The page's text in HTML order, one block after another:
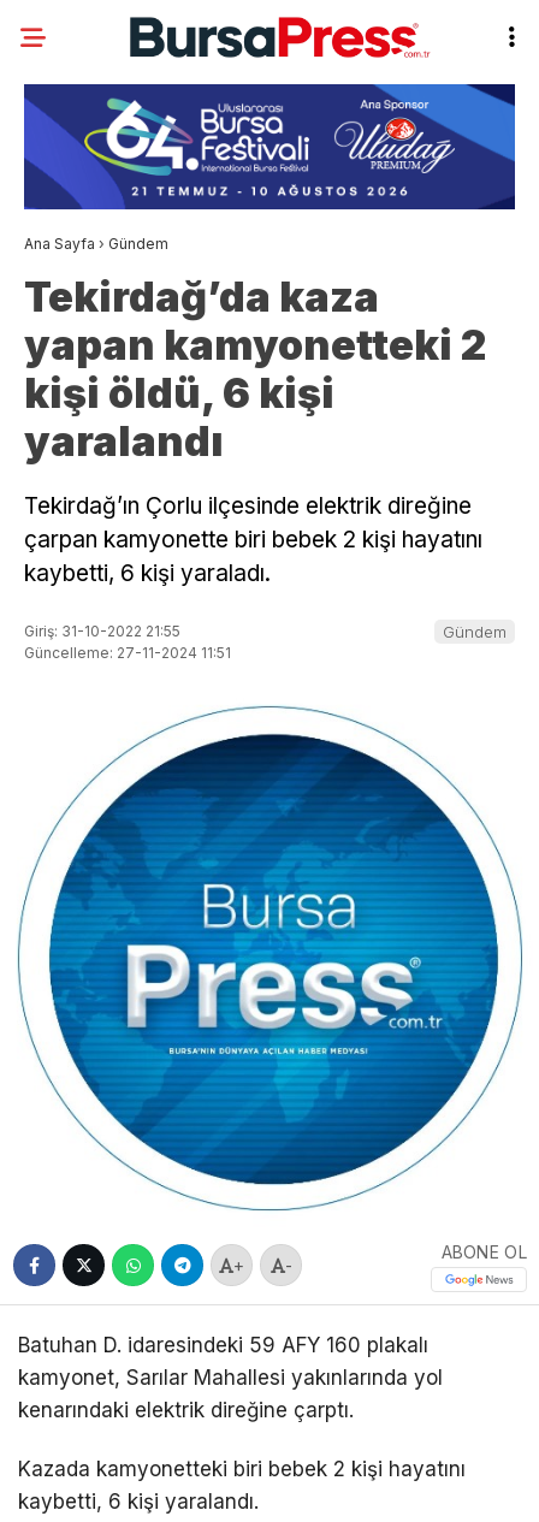
Ana Sayfa › Gündem
Tekirdağ’da kaza
yapan kamyonetteki 2
kişi öldü, 6 kişi
yaralandı
Tekirdağ’ın Çorlu ilçesinde elektrik direğine
çarpan kamyonette biri bebek 2 kişi hayatını
kaybetti, 6 kişi yaraladı.
Giriş: 31-10-2022 21:55
Güncelleme: 27-11-2024 11:51
Gündem
+ -
ABONE OL
Batuhan D. idaresindeki 59 AFY 160 plakalı
kamyonet, Sarılar Mahallesi yakınlarında yol
kenarındaki elektrik direğine çarptı.
Kazada kamyonetteki biri bebek 2 kişi hayatını
kaybetti, 6 kişi yaralandı.